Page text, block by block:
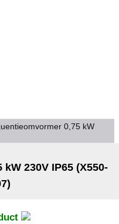
0,75 kW
230V IP65 (X550-